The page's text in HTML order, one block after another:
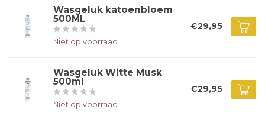
Wasgeluk katoenbloem
500ML
Niet op voorraad
€29,95
Wasgeluk Witte Musk
500ml
Niet op voorraad
€29,95